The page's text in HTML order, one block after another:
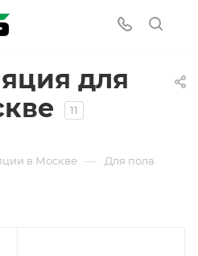
для
11
в Москве — Для пола